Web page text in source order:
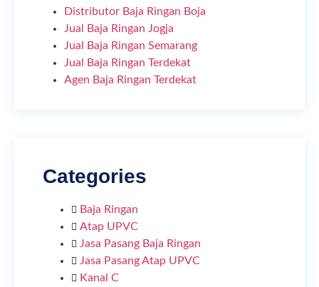
Distributor Baja Ringan Boja
Jual Baja Ringan Jogja
Jual Baja Ringan Semarang
Jual Baja Ringan Terdekat
Agen Baja Ringan Terdekat
Categories
Baja Ringan
Atap UPVC
Jasa Pasang Baja Ringan
Jasa Pasang Atap UPVC
Kanal C